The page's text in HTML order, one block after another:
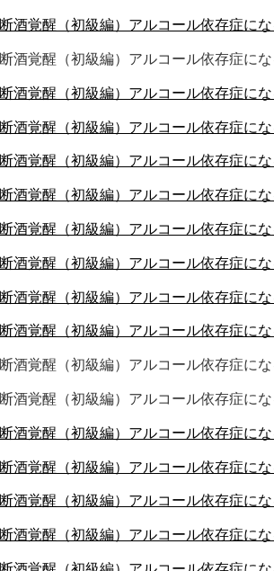
断酒覚醒（初級編）アルコール依存症に
断酒覚醒（初級編）アルコール依存症に
断酒覚醒（初級編）アルコール依存症に
断酒覚醒（初級編）アルコール依存症に
断酒覚醒（初級編）アルコール依存症に
断酒覚醒（初級編）アルコール依存症に
断酒覚醒（初級編）アルコール依存症に
断酒覚醒（初級編）アルコール依存症に
断酒覚醒（初級編）アルコール依存症に
断酒覚醒（初級編）アルコール依存症に
断酒覚醒（初級編）アルコール依存症に
断酒覚醒（初級編）アルコール依存症に
断酒覚醒（初級編）アルコール依存症に
断酒覚醒（初級編）アルコール依存症に
断酒覚醒（初級編）アルコール依存症に
断酒覚醒（初級編）アルコール依存症に